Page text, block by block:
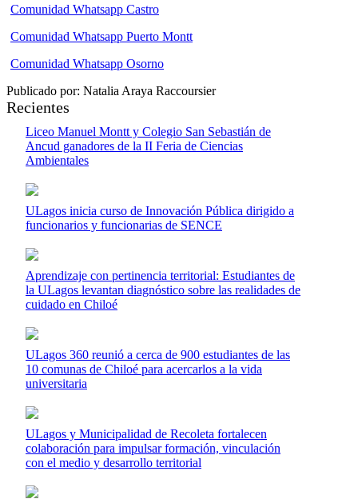
Comunidad Whatsapp Castro
Comunidad Whatsapp Puerto Montt
Comunidad Whatsapp Osorno
Publicado por: Natalia Araya Raccoursier
Recientes
Liceo Manuel Montt y Colegio San Sebastián de
Ancud ganadores de la II Feria de Ciencias
Ambientales
ULagos inicia curso de Innovación Pública dirigido a
funcionarios y funcionarias de SENCE
Aprendizaje con pertinencia territorial: Estudiantes de
la ULagos levantan diagnóstico sobre las realidades de
cuidado en Chiloé
ULagos 360 reunió a cerca de 900 estudiantes de las
10 comunas de Chiloé para acercarlos a la vida
universitaria
ULagos y Municipalidad de Recoleta fortalecen
colaboración para impulsar formación, vinculación
con el medio y desarrollo territorial